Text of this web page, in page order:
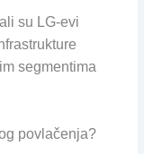
su LG-evi
segmentima
povlačenja?